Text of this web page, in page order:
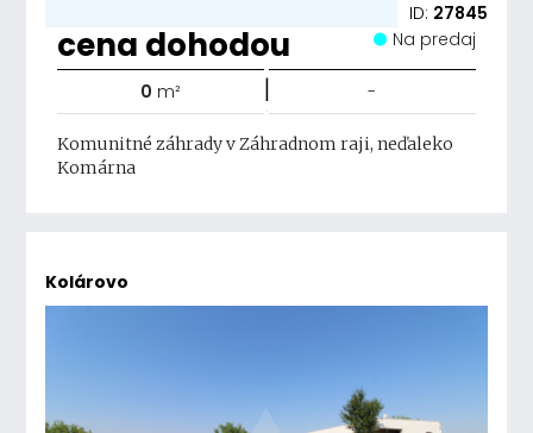
ID: 27845
cena dohodou Na predaj
0 m² | -
Komunitné záhrady v Záhradnom raji, neďaleko
Komárna
Kolárovo